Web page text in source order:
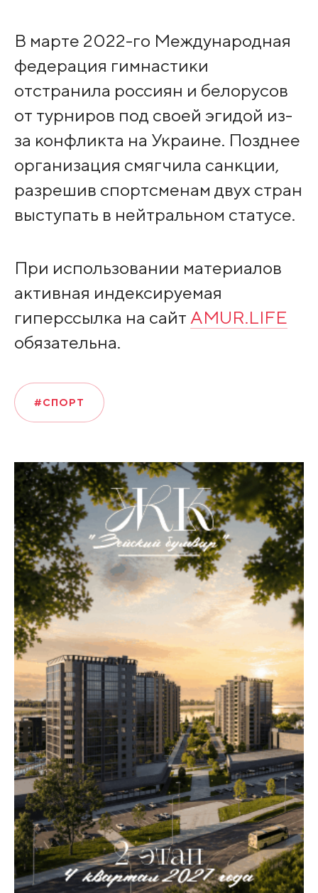
В марте 2022-го Международная
федерация гимнастики
отстранила россиян и белорусов
от турниров под своей эгидой из-
за конфликта на Украине. Позднее
организация смягчила санкции,
разрешив спортсменам двух стран
выступать в нейтральном статусе.
При использовании материалов
активная индексируемая
гиперссылка на сайт AMUR.LIFE
обязательна.
#СПОРТ